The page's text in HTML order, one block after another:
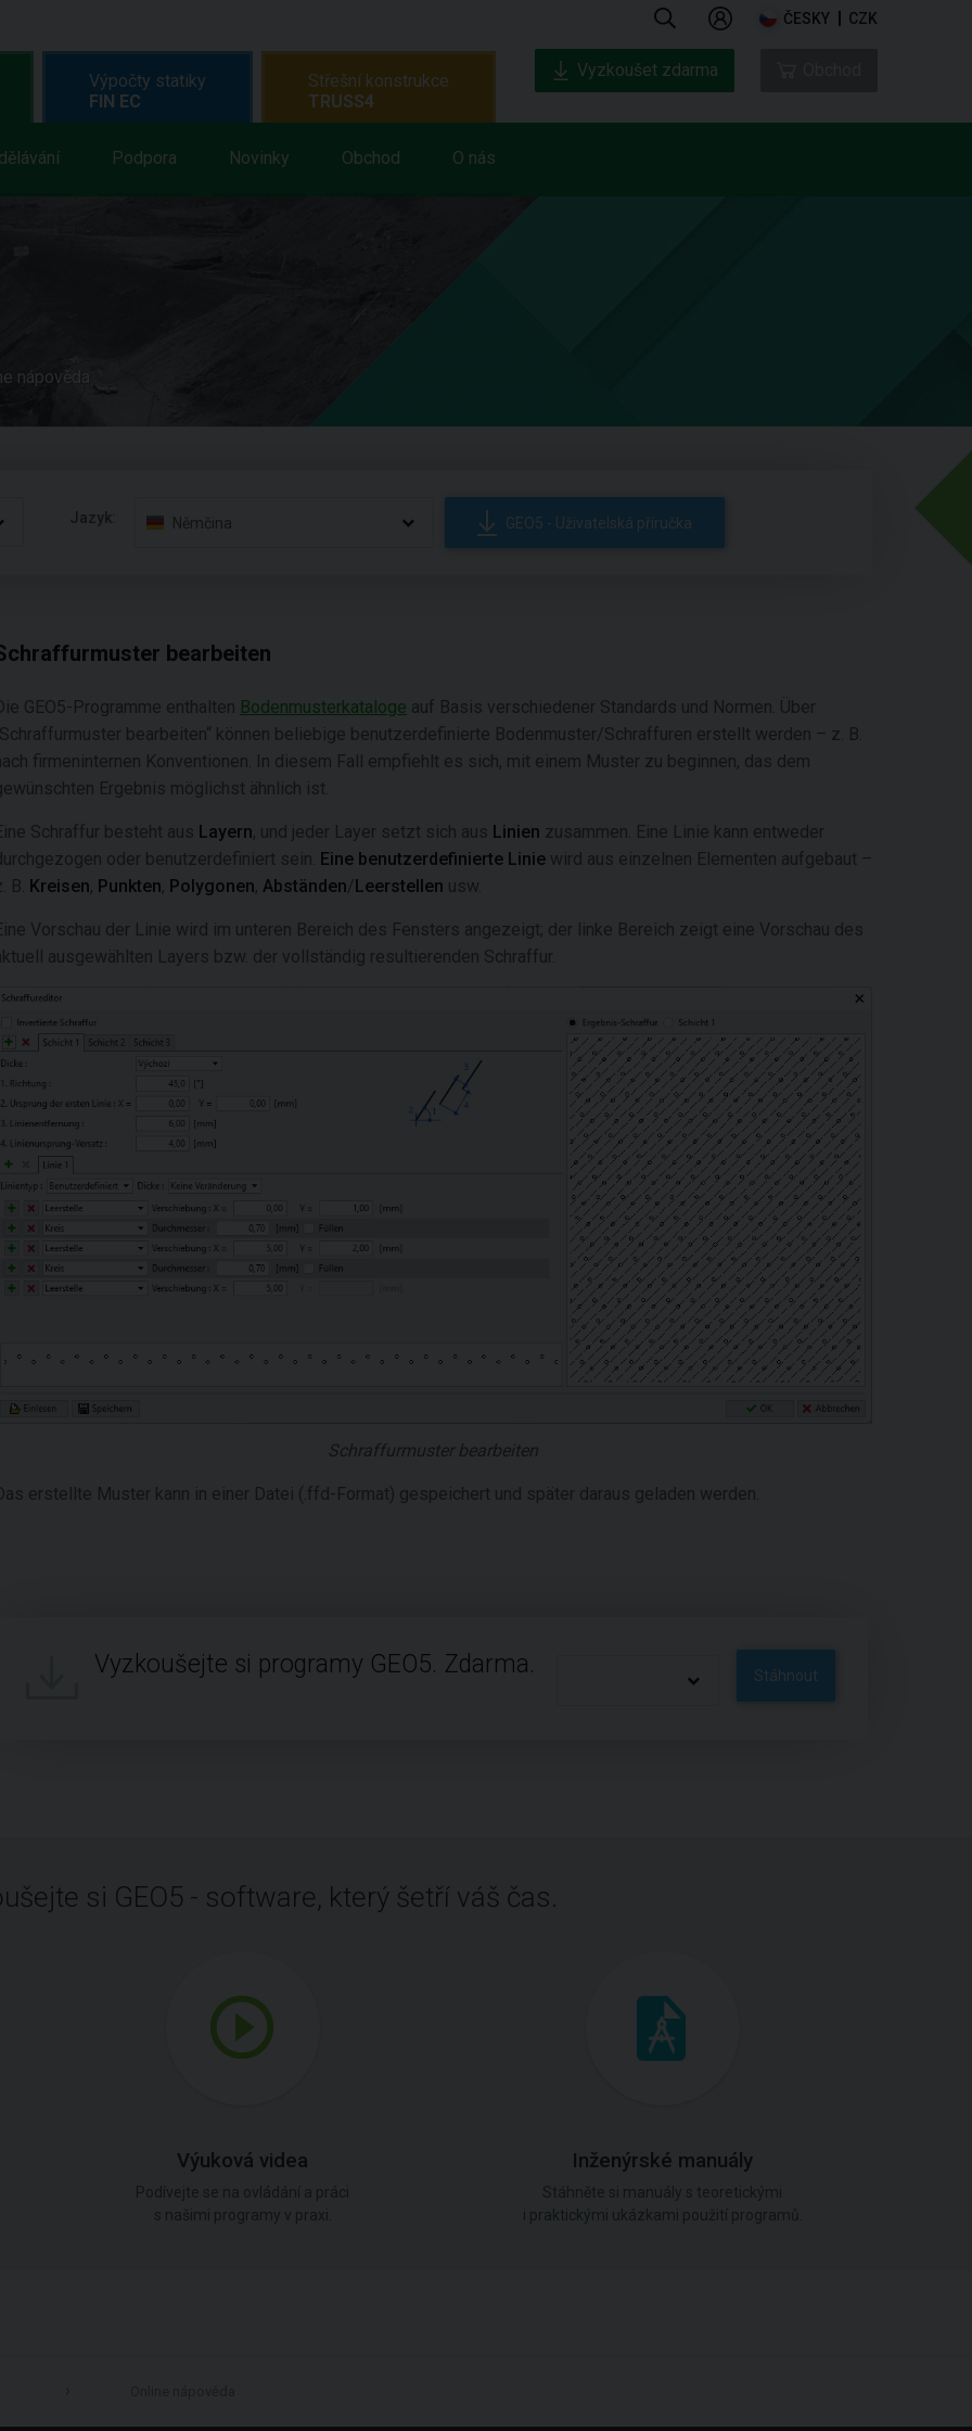
ČESKY CZK
Podpora Novinky Obchod O nás
Výpočty statiky
FIN EC
Střešní konstrukce
TRUSS4
Vyzkoušet zdarma
nápověda
Jazyk: Němčina GEO5 - Uživatelská příručka
bearbeiten
GEO5-Programme enthalten Bodenmusterkataloge auf Basis verschiedener Standards und Normen. Über
bearbeiten“ können beliebige benutzerdefinierte Bodenmuster/Schraffuren erstellt werden – z. B.
firmeninternen Konventionen. In diesem Fall empfiehlt es sich, mit einem Muster zu beginnen, das dem
Ergebnis möglichst ähnlich ist.
Schraffur besteht aus Layern, und jeder Layer setzt sich aus Linien zusammen. Eine Linie kann entweder
oder benutzerdefiniert sein. Eine benutzerdefinierte Linie wird aus einzelnen Elementen aufgebaut –
B. Kreisen, Punkten, Polygonen, Abständen/Leerstellen usw.
Vorschau der Linie wird im unteren Bereich des Fensters angezeigt; der linke Bereich zeigt eine Vorschau des
ausgewählten Layers bzw. der vollständig resultierenden Schraffur.
Schraffurmuster bearbeiten
erstellte Muster kann in einer Datei (.ffd-Format) gespeichert und später daraus geladen werden.
Vyzkoušejte si programy GEO5. Zdarma. Stáhnout
si GEO5 - software, který šetří váš čas.
Výuková videa Inženýrské manuály